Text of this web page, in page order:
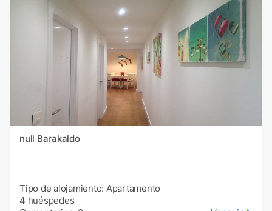
null Barakaldo
Tipo de alojamiento: Apartamento
4 huéspedes